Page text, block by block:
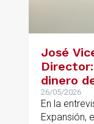
José
dinero
26/05/2026
En la
Expansión,